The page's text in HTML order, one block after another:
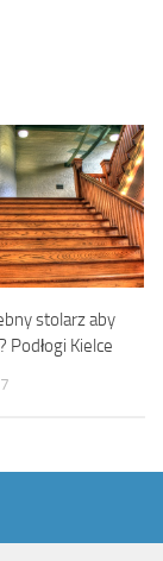
stolarz aby
Podłogi Kielce